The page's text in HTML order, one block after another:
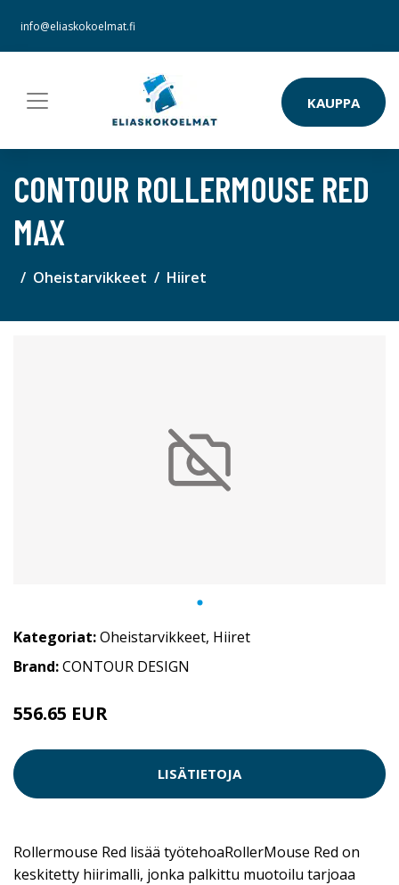
info@eliaskokoelmat.fi
KAUPPA
CONTOUR ROLLERMOUSE RED
MAX
Oheistarvikkeet Hiiret
Kategoriat:Oheistarvikkeet, Hiiret
Brand:CONTOUR DESIGN
556.65 EUR
LISÄTIETOJA
Rollermouse Red lisää työtehoaRollerMouse Red on
keskitetty hiirimalli, jonka palkittu muotoilu tarjoaa